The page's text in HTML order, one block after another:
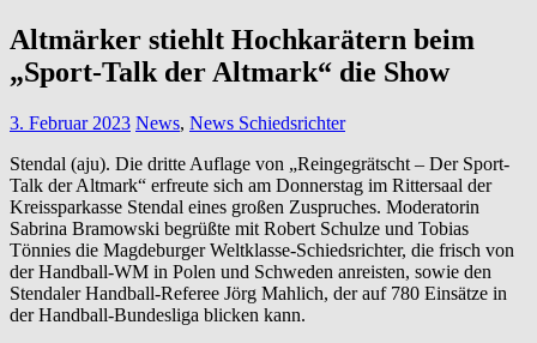
Altmärker stiehlt Hochkarätern beim
„Sport-Talk der Altmark“ die Show
3. Februar 2023 News, News Schiedsrichter
Stendal (aju). Die dritte Auflage von „Reingegrätscht – Der Sport-
Talk der Altmark“ erfreute sich am Donnerstag im Rittersaal der
Kreissparkasse Stendal eines großen Zuspruches. Moderatorin
Sabrina Bramowski begrüßte mit Robert Schulze und Tobias
Tönnies die Magdeburger Weltklasse-Schiedsrichter, die frisch von
der Handball-WM in Polen und Schweden anreisten, sowie den
Stendaler Handball-Referee Jörg Mahlich, der auf 780 Einsätze in
der Handball-Bundesliga blicken kann.